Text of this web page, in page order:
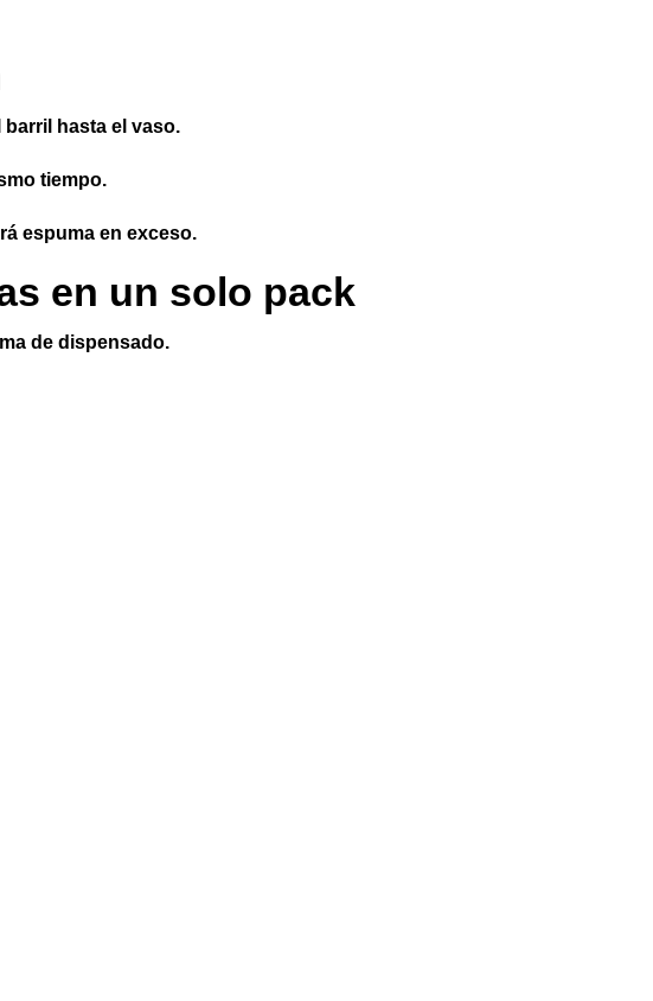
barril hasta el vaso.
tiempo.
espuma en exceso.
en un solo pack
de dispensado.